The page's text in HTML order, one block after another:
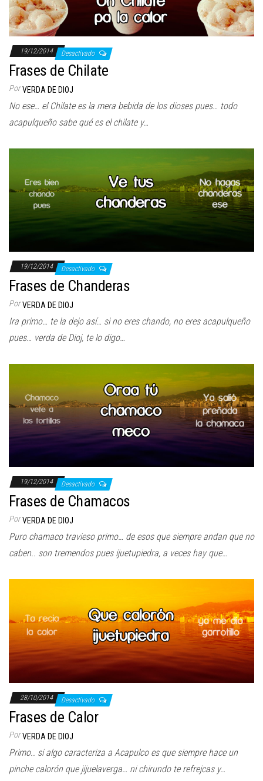
19/12/2014 Desactivado
Frases de Chilate
Por VERDA DE DIOJ
No ese… el Chilate es la mera bebida de los dioses pues… todo
acapulqueño sabe qué es el chilate y…
19/12/2014 Desactivado
Frases de Chanderas
Por VERDA DE DIOJ
Ira primo… te la dejo así… si no eres chando, no eres acapulqueño
pues… verda de Dioj, te lo digo…
19/12/2014 Desactivado
Frases de Chamacos
Por VERDA DE DIOJ
Puro chamaco travieso primo… de esos que siempre andan que no
caben.. son tremendos pues ijuetupiedra, a veces hay que…
28/10/2014 Desactivado
Frases de Calor
Por VERDA DE DIOJ
Primo.. si algo caracteriza a Acapulco es que siempre hace un
pinche calorón que jijuelaverga… ni chirundo te refrejcas y…